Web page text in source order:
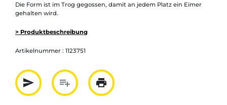
Die Form ist im Trog gegossen, damit an jedem Platz ein Eimer
gehalten wird.
> Produktbeschreibung
Artikelnummer : 1123751
send
Partager par mail
playlist_add
Ajouter à la liste
print
Imprimer